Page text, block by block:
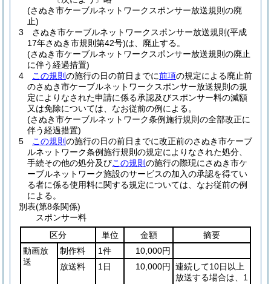
(さぬき市ケーブルネットワークスポンサー放送規則の廃
止)
3
さぬき市ケーブルネットワークスポンサー放送規則 (平成
17年さぬき市規則第42号)は、廃止する。
(さぬき市ケーブルネットワークスポンサー放送規則の廃止
に伴う経過措置)
4
この規則 の施行の日の前日までに前項の規定による廃止前
のさぬき市ケーブルネットワークスポンサー放送規則の規
定によりなされた申請に係る承認及びスポンサー料の減額
又は免除については、なお従前の例による。
(さぬき市ケーブルネットワーク条例施行規則の全部改正に
伴う経過措置)
5
この規則 の施行の日の前日までに改正前のさぬき市ケーブ
ルネットワーク条例施行規則の規定によりなされた処分、
手続その他の処分及びこの規則 の施行の際現にさぬき市ケ
ーブルネットワーク施設のサービスの加入の承認を得てい
る者に係る使用料に関する規定については、なお従前の例
による。
別表(第8条関係)
スポンサー料
区分
単位 金額
摘要
動画放
送
制作料 1件
10,000円
放送料
1日 10,000円
連続して10日以上
放送する場合は、1